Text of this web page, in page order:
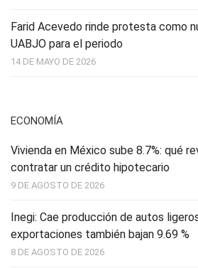
Farid Acevedo rinde protesta como
UABJO para el periodo
14 DE MAYO DE 2026
ECONOMÍA
Vivienda en México sube 8.7%: qué
contratar un crédito hipotecario
9 DE AGOSTO DE 2026
Inegi: Cae producción de autos
exportaciones también bajan 9.69 %
8 DE AGOSTO DE 2026